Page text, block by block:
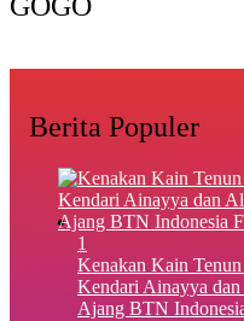
Berita Populer
1
‎Kenakan Kain
Kendari Ainayya
Ajang BTN